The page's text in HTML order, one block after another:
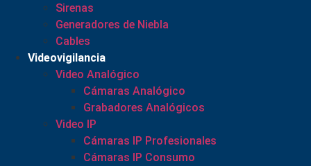
Sirenas
Generadores de Niebla
Cables
Videovigilancia
Video Analógico
Cámaras Analógico
Grabadores Analógicos
Video IP
Cámaras IP Profesionales
Cámaras IP Consumo